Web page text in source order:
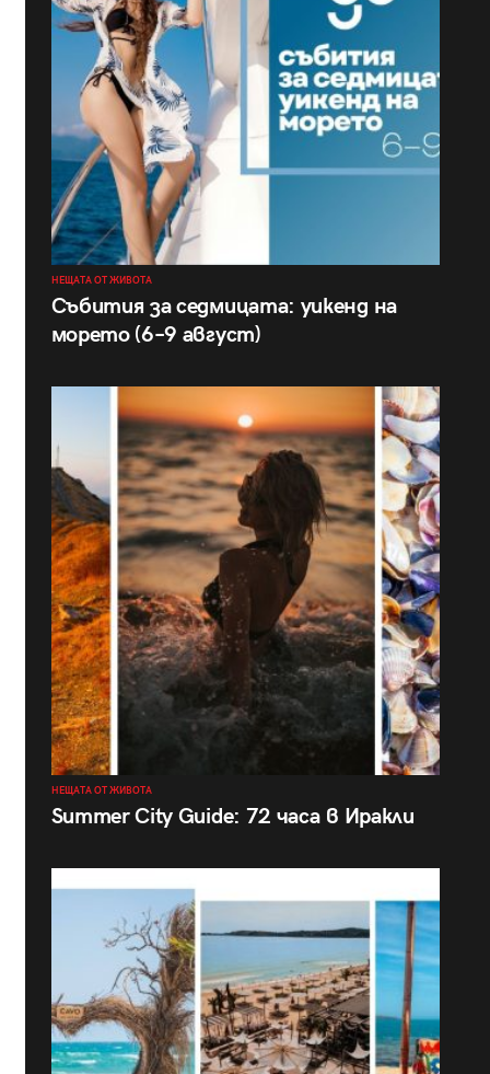
НЕЩАТА ОТ ЖИВОТА
Събития за седмицата: уикенд на
морето (6–9 август)
НЕЩАТА ОТ ЖИВОТА
Summer City Guide: 72 часа в Иракли